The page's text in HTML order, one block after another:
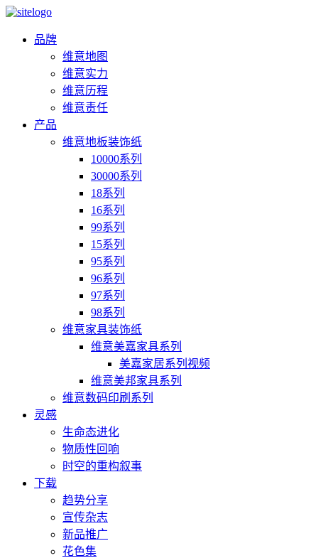
品牌
维意地图
维意实力
维意历程
维意责任
产品
维意地板装饰纸
10000系列
30000系列
18系列
16系列
99系列
15系列
95系列
96系列
97系列
98系列
维意家具装饰纸
维意美嘉家具系列
美嘉家居系列视频
维意美邦家具系列
维意数码印刷系列
灵感
生命态进化
物质性回响
时空的重构叙事
下载
趋势分享
宣传杂志
新品推广
花色集